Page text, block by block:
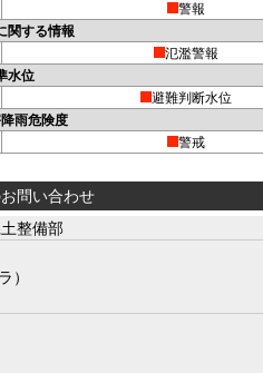
警報
関する情報
氾濫警報
水位
避難判断水位
雨危険度
警戒
問い合わせ
整備部
）